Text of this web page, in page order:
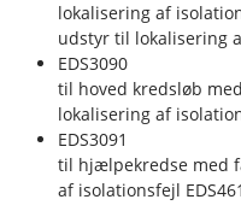
lokalisering af
udstyr til lokalisering
EDS3090
til hoved kredsløb
lokalisering af
EDS3091
til hjælpekredse med
af isolationsfejl